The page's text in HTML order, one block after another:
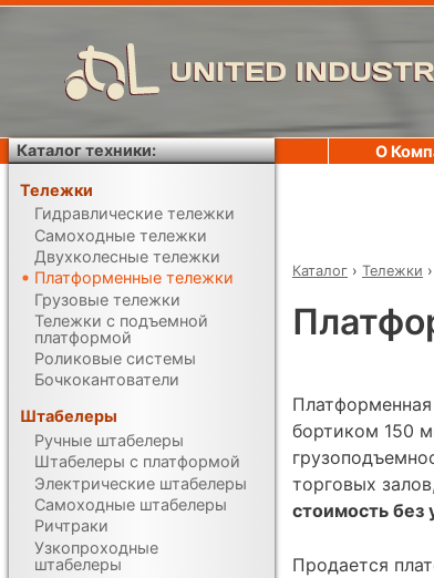
UNITED
Каталог › Тележки ›
бортиком 150
торговых
стоимость без
Продается
О
Каталог техники:
Тележки
Гидравлические тележки
Самоходные тележки
Двухколесные тележки
Платформенные тележки
Грузовые тележки
Тележки с подъемной
платформой
Роликовые системы
Бочкокантователи
Штабелеры
Ручные штабелеры
Штабелеры с платформой
Электрические штабелеры
Самоходные штабелеры
Ричтраки
Узкопроходные
штабелеры